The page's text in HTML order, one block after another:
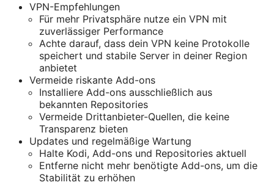
VPN-Empfehlungen
Für mehr Privatsphäre nutze ein VPN mit
zuverlässiger Performance
Achte darauf, dass dein VPN keine Protokolle
speichert und stabile Server in deiner Region
anbietet
Vermeide riskante Add-ons
Installiere Add-ons ausschließlich aus
bekannten Repositories
Vermeide Drittanbieter-Quellen, die keine
Transparenz bieten
Updates und regelmäßige Wartung
Halte Kodi, Add-ons und Repositories aktuell
Entferne nicht mehr benötigte Add-ons, um die
Stabilität zu erhöhen